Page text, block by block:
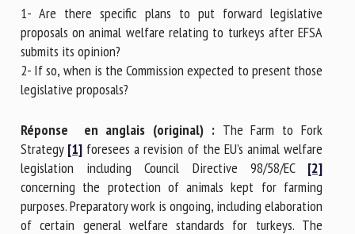
1- Are there specific plans to put forward legislative
proposals on animal welfare relating to turkeys after EFSA
submits its opinion?
2- If so, when is the Commission expected to present those
legislative proposals?
Réponse en anglais (original) : The Farm to Fork
Strategy [1] foresees a revision of the EU’s animal welfare
legislation including Council Directive 98/58/EC [2]
concerning the protection of animals kept for farming
purposes. Preparatory work is ongoing, including elaboration
of certain general welfare standards for turkeys. The